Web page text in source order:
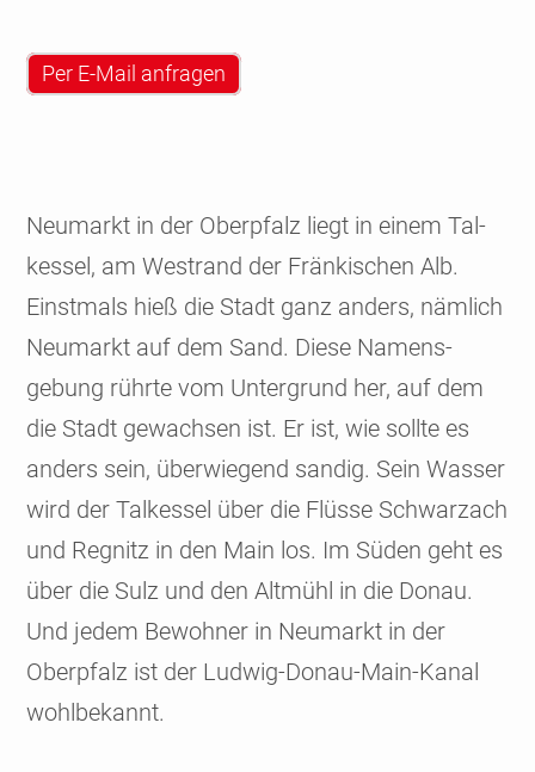
Per E-Mail anfragen
Neumarkt in der Ober­pfalz liegt in einem Tal­
kessel, am West­rand der Frän­kischen Alb.
Einst­mals hieß die Stadt ganz anders, nämlich
Neu­markt auf dem Sand. Diese Namens­
gebung rührte vom Unter­grund her, auf dem
die Stadt gewachsen ist. Er ist, wie sollte es
anders sein, über­wiegend sandig. Sein Wasser
wird der Tal­kessel über die Flüsse Schwarzach
und Regnitz in den Main los. Im Süden geht es
über die Sulz und den Altmühl in die Donau.
Und jedem Bewohner in Neumarkt in der
Ober­pfalz ist der Ludwig-Donau-Main-Kanal
wohlbe­kannt.